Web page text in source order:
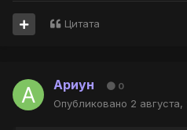
Цитата
Ариун 0
Опубликовано 2 августа,